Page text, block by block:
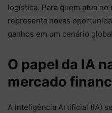
logística. Para quem atua
representa novas
ganhos em um cenário
O papel da IA
mercado
A Inteligência Artificial (IA)